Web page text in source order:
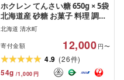
ホクレン てんさい糖 650g × 5袋
北海道産 砂糖 お菓子 料理 調味
料 ビート お取り寄せ 北海道 清
水町
北海道 清水町
寄付金額 12,000 円〜
4.9 (26件)
54g /1,000 円